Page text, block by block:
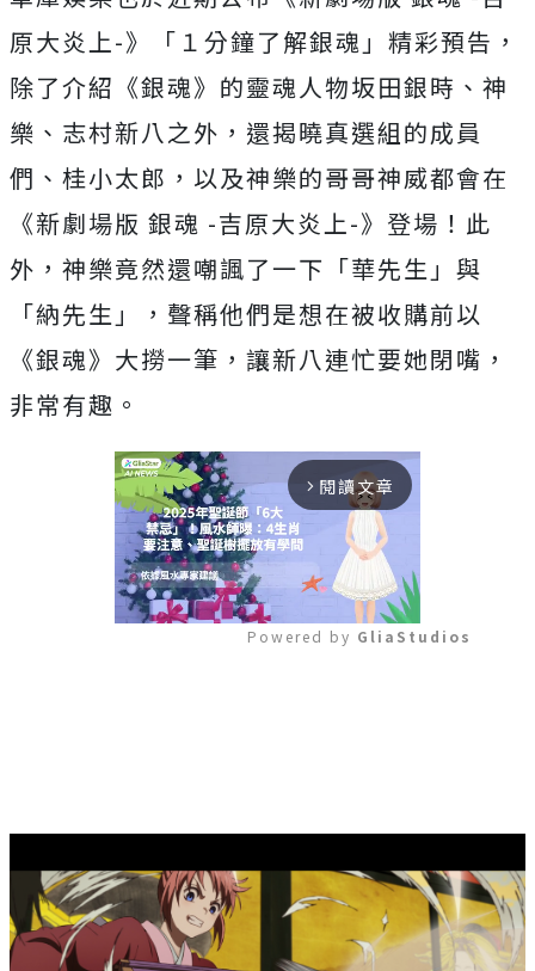
原大炎上-》「１分鐘了解銀魂」精彩預告，
除了介紹《銀魂》的靈魂人物坂田銀時、神
樂、志村新八之外，還揭曉真選組的成員
們、桂小太郎，以及神樂的哥哥神威都會在
《新劇場版 銀魂 -吉原大炎上-》登場！此
外，神樂竟然還嘲諷了一下「華先生」與
「納先生」，聲稱他們是想在被收購前以
《銀魂》大撈一筆，讓新八連忙要她閉嘴，
非常有趣。
arrow_forward_ios 閱讀文章
Powered by GliaStudios